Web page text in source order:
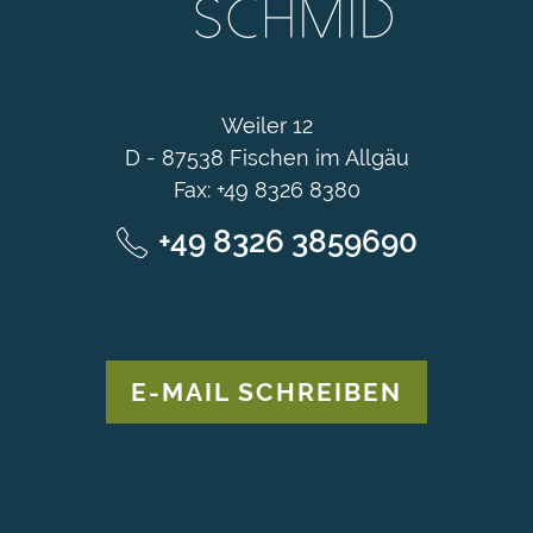
Weiler 12
D - 87538 Fischen im Allgäu
Fax: +49 8326 8380
+49 8326 3859690
E-MAIL SCHREIBEN